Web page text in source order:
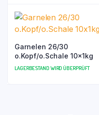
Garnelen 26/30
o.Kopf/o.Schale 10x1kg
LAGERBESTAND WIRD ÜBERPRÜFT